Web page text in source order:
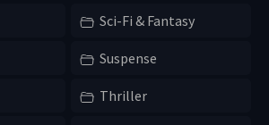
Sci-Fi & Fantasy
Suspense
Thriller